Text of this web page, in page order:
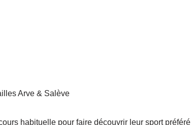
Arve & Salève
habituelle pour faire découvrir leur sport préféré